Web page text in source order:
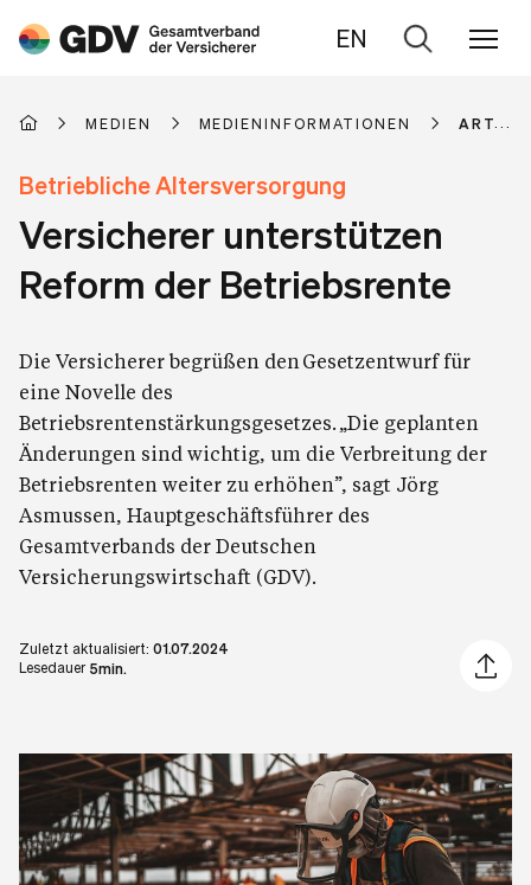
EN
Zur
MEDIEN MEDIENINFORMATIONEN
Betriebliche Altersversorgung
Versicherer unterstützen
Reform der Betriebsrente
Die Versicherer begrüßen den Gesetzentwurf für
eine Novelle des
Betriebsrentenstärkungsgesetzes. „Die geplanten
Änderungen sind wichtig, um die Verbreitung der
Betriebsrenten weiter zu erhöhen”, sagt Jörg
Asmussen, Hauptgeschäftsführer des
Gesamtverbands der Deutschen
Versicherungswirtschaft (GDV).
Zuletzt aktualisiert: 01.07.2024
Lesedauer 5min.
Artikel